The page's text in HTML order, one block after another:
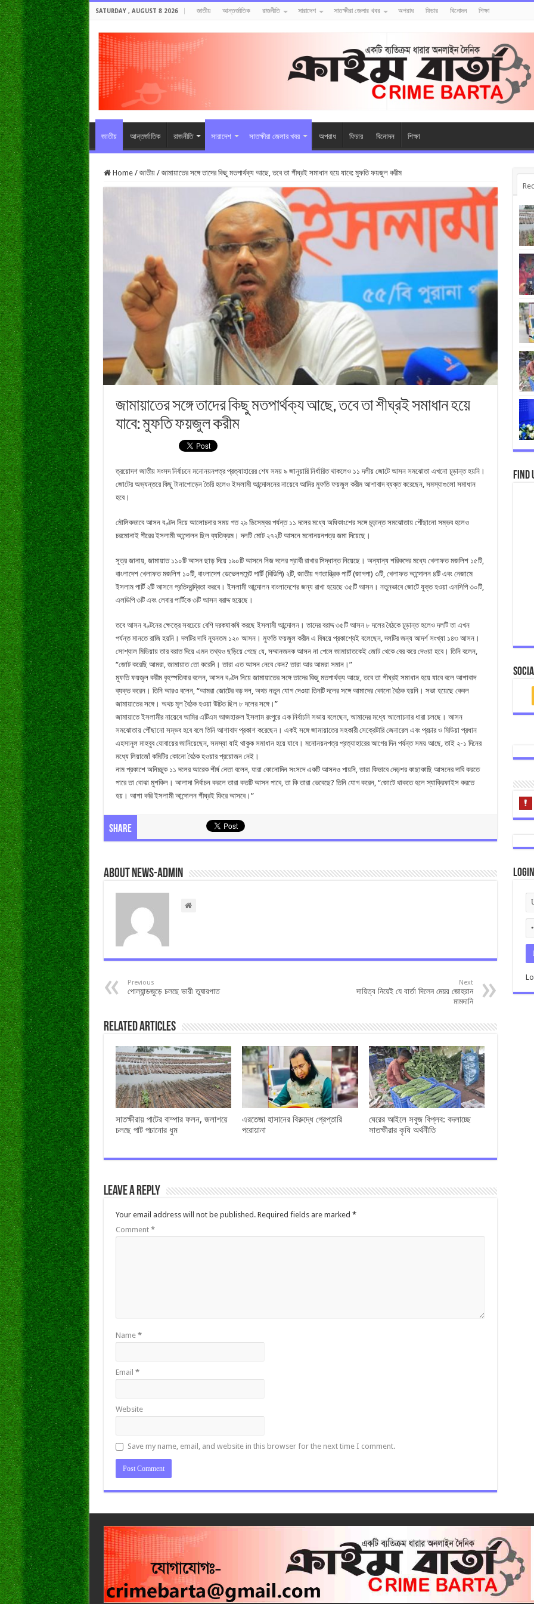
SATURDAY , AUGUST 8 2026 জাতীয় আন্তর্জাতিক রাজনীতি সারাদেশ সাতক্ষীরা জেলার খবর অপরাধ ফিচার বিনোদন শিক্ষা
জাতীয় আন্তর্জাতিক রাজনীতি সারাদেশ সাতক্ষীরা জেলার খবর অপরাধ ফিচার বিনোদন শিক্ষা
Home / জাতীয় / জামায়াতের সঙ্গে তাদের কিছু মতপার্থক্য আছে, তবে তা শীঘ্রই সমাধান হয়ে যাবে: মুফতি ফয়জুল করীম
জামায়াতের সঙ্গে তাদের কিছু মতপার্থক্য আছে, তবে তা শীঘ্রই সমাধান হয়ে
যাবে: মুফতি ফয়জুল করীম
ত্রয়োদশ জাতীয় সংসদ নির্বাচনে মনোনয়নপত্র প্রত্যাহারের শেষ সময় ৯ জানুয়ারি নির্ধারিত থাকলেও ১১ দলীয় জোটে আসন সমঝোতা এখনো চূড়ান্ত হয়নি।
জোটের অভ্যন্তরে কিছু টানাপোড়েন তৈরি হলেও ইসলামী আন্দোলনের নায়েবে আমির মুফতি ফয়জুল করীম আশাবাদ ব্যক্ত করেছেন, সমস্যাগুলো সমাধান
হবে।
মৌলিকভাবে আসন বণ্টন নিয়ে আলোচনার সময় গত ২৯ ডিসেম্বর পর্যন্ত ১১ দলের মধ্যে অধিকাংশের সঙ্গে চূড়ান্ত সমঝোতায় পৌঁছানো সম্ভব হলেও
চরমোনাই পীরের ইসলামী আন্দোলন ছিল ব্যতিক্রম। দলটি মোট ২৭২টি আসনে মনোনয়নপত্র জমা দিয়েছে।
সূত্র জানায়, জামায়াত ১১০টি আসন ছাড় দিয়ে ১৯০টি আসনে নিজ দলের প্রার্থী রাখার সিদ্ধান্ত নিয়েছে। অন্যান্য শরিকদের মধ্যে খেলাফত মজলিশ ১৫টি,
বাংলাদেশ খেলাফত মজলিশ ১০টি, বাংলাদেশ ডেভেলপমেন্ট পার্টি (বিডিপি) ২টি, জাতীয় গণতান্ত্রিক পার্টি (জাগপা) ৩টি, খেলাফত আন্দোলন ৪টি এবং নেজামে
ইসলাম পার্টি ২টি আসনে প্রতিদ্বন্দ্বিতা করবে। ইসলামী আন্দোলন বাংলাদেশের জন্য রাখা হয়েছে ৩৫টি আসন। নতুনভাবে জোটে যুক্ত হওয়া এনসিপি ৩০টি,
এলডিপি ৩টি এবং লেবার পার্টিকে ৩টি আসন বরাদ্দ হয়েছে।
তবে আসন বণ্টনের ক্ষেত্রে সবচেয়ে বেশি দরকষাকষি করছে ইসলামী আন্দোলন। তাদের বরাদ্দ ৩৫টি আসন ৮ দলের বৈঠকে চূড়ান্ত হলেও দলটি তা এখন
পর্যন্ত মানতে রাজি হয়নি। দলটির দাবি ন্যূনতম ১২০ আসন। মুফতি ফয়জুল করীম এ বিষয়ে প্রকাশ্যেই বলেছেন, দলটির জন্য আদর্শ সংখ্যা ১৪৩ আসন।
সোশ্যাল মিডিয়ায় তার বরাত দিয়ে এমন তথ্যও ছড়িয়ে গেছে যে, সম্মানজনক আসন না পেলে জামায়াতকেই জোট থেকে বের করে দেওয়া হবে। তিনি বলেন,
“জোট করেছি আমরা, জামায়াত তো করেনি। তারা এত আসন নেবে কেন? তারা আর আমরা সমান।”
মুফতি ফয়জুল করীম বৃহস্পতিবার বলেন, আসন বণ্টন নিয়ে জামায়াতের সঙ্গে তাদের কিছু মতপার্থক্য আছে, তবে তা শীঘ্রই সমাধান হয়ে যাবে বলে আশাবাদ
ব্যক্ত করেন। তিনি আরও বলেন, “আমরা জোটের বড় দল, অথচ নতুন যোগ দেওয়া তিনটি দলের সঙ্গে আমাদের কোনো বৈঠক হয়নি। সভা হয়েছে কেবল
জামায়াতের সঙ্গে। অথচ মূল বৈঠক হওয়া উচিত ছিল ৮ দলের সঙ্গে।”
জামায়াতে ইসলামীর নায়েবে আমির এটিএম আজহারুল ইসলাম রংপুরে এক নির্বাচনি সভায় বলেছেন, আমাদের মধ্যে আলোচনার ধারা চলছে। আসন
সমঝোতায় পৌঁছানো সম্ভব হবে বলে তিনি আশাবাদ প্রকাশ করেছেন। একই সঙ্গে জামায়াতের সহকারী সেক্রেটারি জেনারেল এবং প্রচার ও মিডিয়া প্রধান
এহসানুল মাহবুব যোবায়ের জানিয়েছেন, সমস্যা যাই থাকুক সমাধান হয়ে যাবে। মনোনয়নপত্র প্রত্যাহারের আগের দিন পর্যন্ত সময় আছে, তাই ২-১ দিনের
মধ্যে লিয়াজোঁ কমিটির কোনো বৈঠক হওয়ার প্রয়োজন নেই।
নাম প্রকাশে অনিচ্ছুক ১১ দলের আরেক শীর্ষ নেতা বলেন, যারা কোনোদিন সংসদে একটি আসনও পায়নি, তারা কিভাবে দেড়শর কাছাকাছি আসনের দাবি করতে
পারে তা বোঝা মুশকিল। আলাদা নির্বাচন করলে তারা কতটি আসন পাবে, তা কি তারা ভেবেছে? তিনি যোগ করেন, “জোটে থাকতে হলে স্যাক্রিফাইস করতে
হয়। আশা করি ইসলামী আন্দোলন শীঘ্রই ফিরে আসবে।”
Share
About news-admin
Previous
পোল্যান্ডজুড়ে চলছে ভারী তুষারপাত
Next
দায়িত্ব নিয়েই যে বার্তা দিলেন মেয়র জোহরান
মামদানি
Related Articles
সাতক্ষীরায় পাটের বাম্পার ফলন, জলাশয়ে
চলছে পাট পচানোর ধুম
এরতেজা হাসানের বিরুদ্ধে গ্রেপ্তারি
পরোয়ানা
ঘেরের আইলে সবুজ বিপ্লব: বদলাচ্ছে
সাতক্ষীরার কৃষি অর্থনীতি
Leave a Reply
Your email address will not be published. Required fields are marked *
Comment *
Name *
Email *
Website
Save my name, email, and website in this browser for the next time I comment.
Find
Login